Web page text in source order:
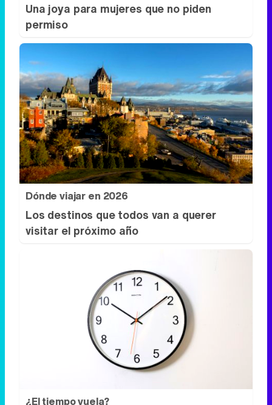
Una joya para mujeres que no piden
permiso
Dónde viajar en 2026
Los destinos que todos van a querer
visitar el próximo año
¿El tiempo vuela?